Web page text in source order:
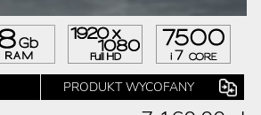
PRODUKT WYCOFANY